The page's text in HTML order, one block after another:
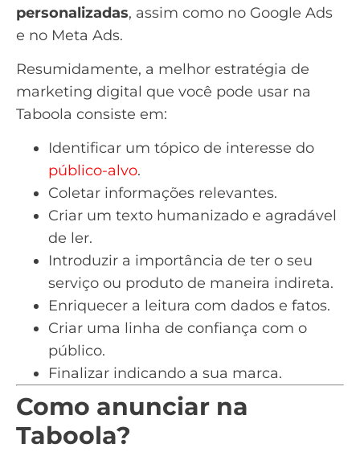
personalizadas, assim como no Google Ads
e no Meta Ads.
Resumidamente, a melhor estratégia de
marketing digital que você pode usar na
Taboola consiste em:
Identificar um tópico de interesse do
público-alvo.
Coletar informações relevantes.
Criar um texto humanizado e agradável
de ler.
Introduzir a importância de ter o seu
serviço ou produto de maneira indireta.
Enriquecer a leitura com dados e fatos.
Criar uma linha de confiança com o
público.
Finalizar indicando a sua marca.
Como anunciar na
Taboola?